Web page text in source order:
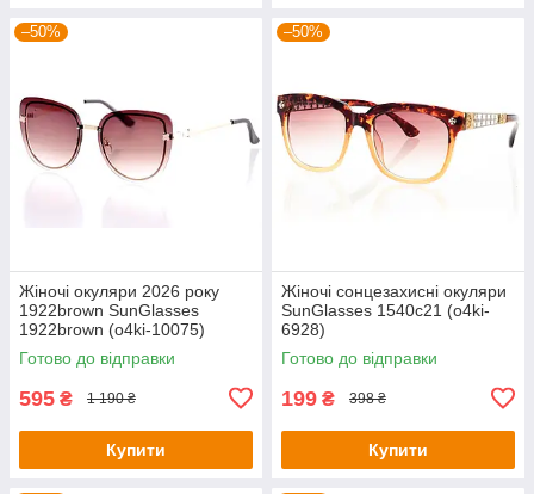
–50%
Жіночі окуляри 2026 року
1922brown SunGlasses
1922brown (o4ki-10075)
Готово до відправки
595 ₴ 1 190 ₴
Купити
–50%
Жіночі сонцезахисні окуляри
SunGlasses 1540c21 (o4ki-
6928)
Готово до відправки
199 ₴ 398 ₴
Купити